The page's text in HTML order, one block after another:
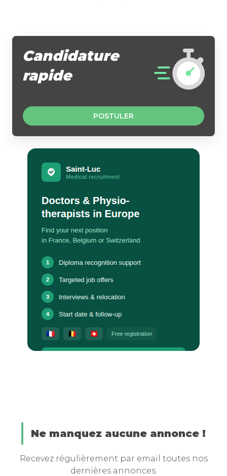
Candidature
rapide
POSTULER
Ne manquez aucune annonce !
Recevez régulièrement par email toutes nos
dernières annonces.